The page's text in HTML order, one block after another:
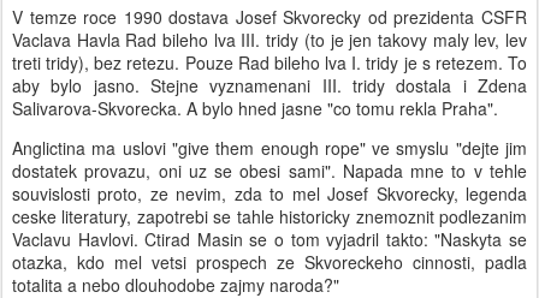
V temze roce 1990 dostava Josef Skvorecky od prezidenta CSFR
Vaclava Havla Rad bileho lva III. tridy (to je jen takovy maly lev, lev
treti tridy), bez retezu. Pouze Rad bileho lva I. tridy je s retezem. To
aby bylo jasno. Stejne vyznamenani III. tridy dostala i Zdena
Salivarova-Skvorecka. A bylo hned jasne "co tomu rekla Praha".
Anglictina ma uslovi "give them enough rope" ve smyslu "dejte jim
dostatek provazu, oni uz se obesi sami". Napada mne to v tehle
souvislosti proto, ze nevim, zda to mel Josef Skvorecky, legenda
ceske literatury, zapotrebi se tahle historicky znemoznit podlezanim
Vaclavu Havlovi. Ctirad Masin se o tom vyjadril takto: "Naskyta se
otazka, kdo mel vetsi prospech ze Skvoreckeho cinnosti, padla
totalita a nebo dlouhodobe zajmy naroda?"